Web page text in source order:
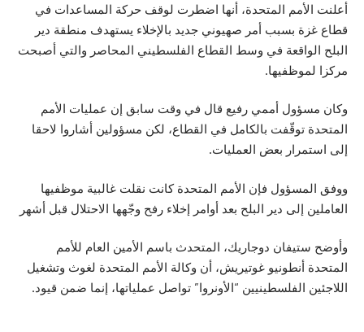
أعلنت الأمم المتحدة، أنها اضطرت لوقف حركة المساعدات في
قطاع غزة بسبب أمر صهيوني جديد بالإخلاء يستهدف منطقة دير
البلح الواقعة في وسط القطاع الفلسطيني المحاصر والتي أصبحت
مركزا لموظفيها.
وكان مسؤول أممي رفيع قال في وقت سابق إن عمليات الأمم
المتحدة توقّفت بالكامل في القطاع، لكن مسؤولين أشاروا لاحقا
إلى استمرار بعض العمليات.
ووفق المسؤول فإن الأمم المتحدة كانت نقلت غالبية موظفيها
العاملين إلى دير البلح بعد أوامر إخلاء رفح وجّهها الاحتلال قبل أشهر
وأوضح ستيفان دوجاريك، المتحدث باسم الأمين العام للأمم
المتحدة أنطونيو غوتيريش، أن وكالة الأمم المتحدة لغوث وتشغيل
اللاجئين الفلسطينيين “الأونروا” تواصل عملياتها، إنما ضمن قيود.